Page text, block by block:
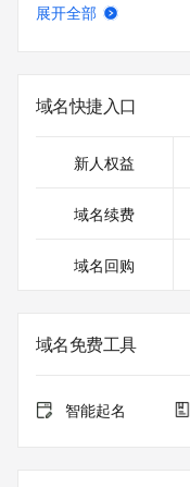
展开全部
域名快捷入口
新人权益
域名续费
域名回购
域名免费工具
智能起名